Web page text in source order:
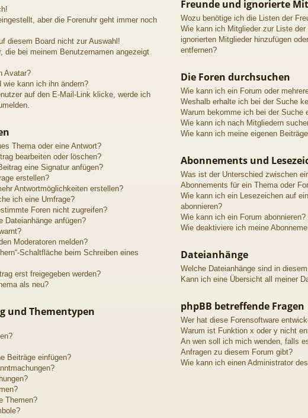
aber die Forenuhr geht immer noch
diesem Board nicht zur Auswahl!
die bei meinem Benutzernamen angezeigt
Avatar?
kann ich ihn ändern?
auf den E-Mail-Link klicke, werde ich
Thema oder eine Antwort?
bearbeiten oder löschen?
eine Signatur anfügen?
erstellen?
Antwortmöglichkeiten erstellen?
ich eine Umfrage?
Foren nicht zugreifen?
Dateianhänge anfügen?
Moderatoren melden?
Schaltfläche beim Schreiben eines
erst freigegeben werden?
als neu?
und Thementypen
Beiträge einfügen?
Themen?
Freunde und ignorierte
Wozu benötige ich die Listen der
Wie kann ich Mitglieder zur Liste
ignorierten Mitglieder hinzufügen
entfernen?
Die Foren durchsuchen
Wie kann ich ein Forum oder
Weshalb erhalte ich bei der Suche
Warum bekomme ich bei der Suche
Wie kann ich nach Mitgliedern
Wie kann ich meine eigenen
Abonnements und
Was ist der Unterschied zwischen
Abonnements für ein Thema oder
Wie kann ich ein Lesezeichen auf
abonnieren?
Wie kann ich ein Forum abonnieren?
Wie deaktiviere ich meine
Dateianhänge
Welche Dateianhänge sind in
Kann ich eine Übersicht all meiner
phpBB betreffende Fragen
Wer hat diese Forensoftware
Warum ist Funktion x oder y nicht
An wen soll ich mich wenden, falls
Anfragen zu diesem Forum gibt?
Wie kann ich einen Administrator